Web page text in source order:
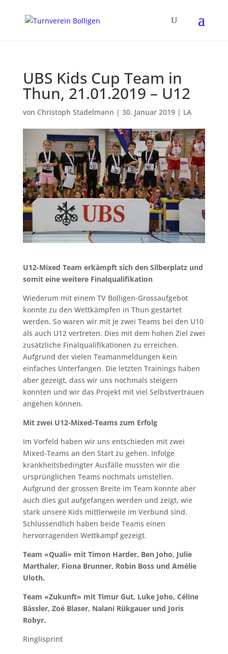
UBS Kids Cup Team in
Thun, 21.01.2019 – U12
von Christoph Stadelmann | 30. Januar 2019| LA
U12-Mixed Team erkämpft sich den Silberplatz und
somit eine weitere Finalqualifikation
Wiederum mit einem TV Bolligen-Grossaufgebot
konnte zu den Wettkämpfen in Thun gestartet
werden. So waren wir mit je zwei Teams bei den U10
als auch U12 vertreten. Dies mit dem hohen Ziel zwei
zusätzliche Finalqualifikationen zu erreichen.
Aufgrund der vielen Teamanmeldungen kein
einfaches Unterfangen. Die letzten Trainings haben
aber gezeigt, dass wir uns nochmals steigern
konnten und wir das Projekt mit viel Selbstvertrauen
angehen können.
Mit zwei U12-Mixed-Teams zum Erfolg
Im Vorfeld haben wir uns entschieden mit zwei
Mixed-Teams an den Start zu gehen. Infolge
krankheitsbedingter Ausfälle mussten wir die
ursprünglichen Teams nochmals umstellen.
Aufgrund der grossen Breite im Team konnte aber
auch dies gut aufgefangen werden und zeigt, wie
stark unsere Kids mittlerweile im Verbund sind.
Schlussendlich haben beide Teams einen
hervorragenden Wettkampf gezeigt.
Team «Quali» mit Timon Harder, Ben Joho, Julie
Marthaler, Fiona Brunner, Robin Boss und Amélie
Uloth.
Team «Zukunft» mit Timur Gut, Luke Joho, Céline
Bässler, Zoé Blaser, Nalani Rükgauer und Joris
Robyr.
Ringlisprint